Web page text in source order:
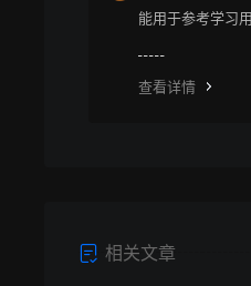
能用于参考学习
查看详情
相关文章